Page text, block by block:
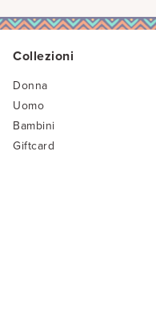
Collezioni
Donna
Uomo
Bambini
Giftcard